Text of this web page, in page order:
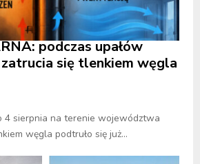
podczas upałów
się tlenkiem węgla
4 sierpnia na terenie województwa
węgla podtruło się już...